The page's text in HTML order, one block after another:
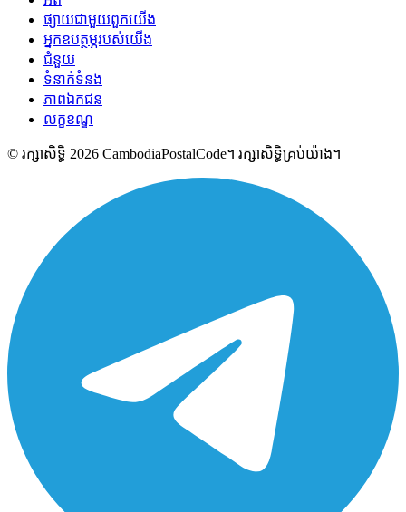
ផ្សាយជាមួយពួកយើង
អ្នកឧបត្ថម្ភរបស់យើង
ជំនួយ
ទំនាក់ទំនង
ភាពឯកជន
លក្ខខណ្ឌ
© រក្សាសិទ្ធិ 2026 CambodiaPostalCode។ រក្សាសិទ្ធិគ្រប់យ៉ាង។